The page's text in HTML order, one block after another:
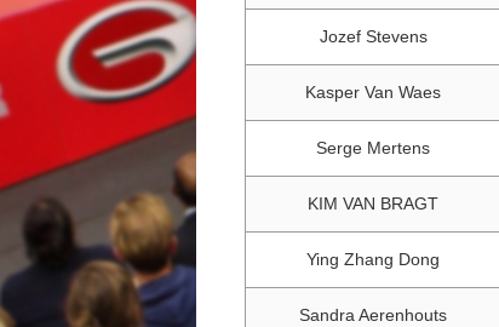
Jozef Stevens
Kasper Van Waes
Serge Mertens
KIM VAN BRAGT
Ying Zhang Dong
Sandra Aerenhouts